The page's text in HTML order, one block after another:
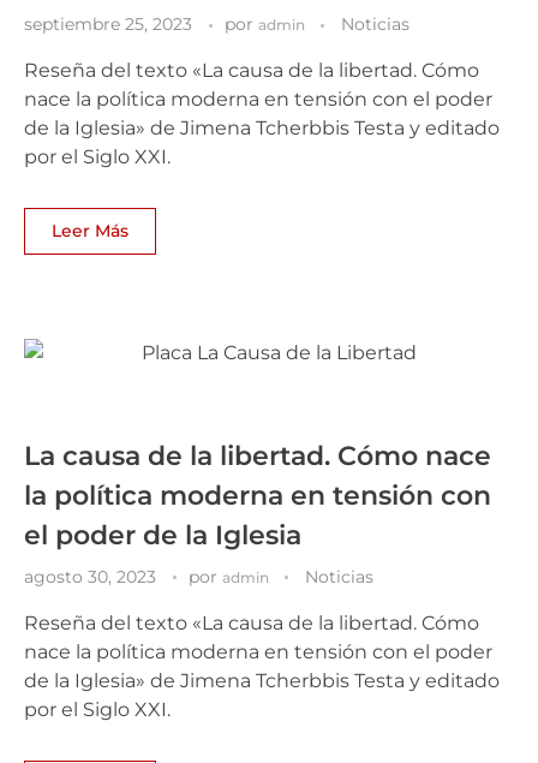
septiembre 25, 2023 por admin Noticias
Reseña del texto «La causa de la libertad. Cómo
nace la política moderna en tensión con el poder
de la Iglesia» de Jimena Tcherbbis Testa y editado
por el Siglo XXI.
Leer Más
La causa de la libertad. Cómo nace
la política moderna en tensión con
el poder de la Iglesia
agosto 30, 2023 por admin Noticias
Reseña del texto «La causa de la libertad. Cómo
nace la política moderna en tensión con el poder
de la Iglesia» de Jimena Tcherbbis Testa y editado
por el Siglo XXI.